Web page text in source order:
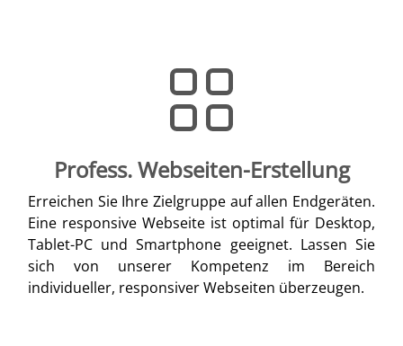
Profess. Webseiten-Erstellung
Erreichen Sie Ihre Zielgruppe auf allen Endgeräten.
Eine responsive Webseite ist optimal für Desktop,
Tablet-PC und Smartphone geeignet. Lassen Sie
sich von unserer Kompetenz im Bereich
individueller, responsiver Webseiten überzeugen.